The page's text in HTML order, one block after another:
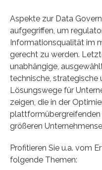
Aspekte zur Data
aufgegriffen, um
Informationsqualität im
gerecht zu werden.
unabhängige,
technische, strategische
Lösungswege für
zeigen, die in der
größeren
Profitieren Sie u.a. vom
folgende Themen: